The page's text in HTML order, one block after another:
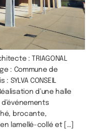
: TRIAGONAL
: Commune de
CONSEIL
d’une halle
brocante,
lamellé-collé et […]